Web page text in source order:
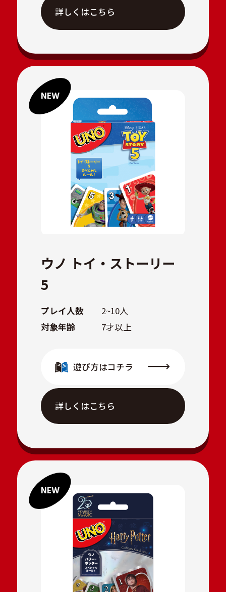
詳しくはこちら
ウノ トイ・ストーリー
5
プレイ人数
2~10人
対象年齢
7才以上
遊び方はコチラ
詳しくはこちら